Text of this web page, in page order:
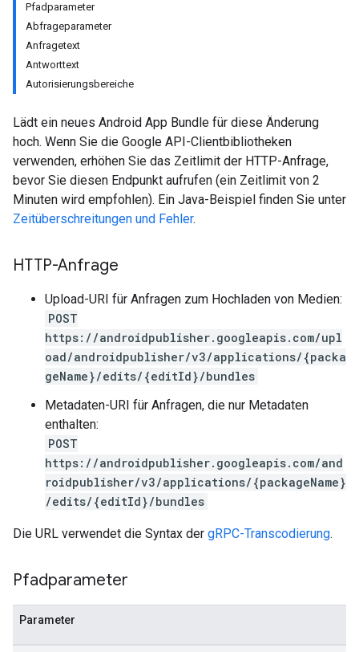
Pfadparameter
Abfrageparameter
Anfragetext
Antworttext
Autorisierungsbereiche
Lädt ein neues Android App Bundle für diese Änderung
hoch. Wenn Sie die Google API-Clientbibliotheken
verwenden, erhöhen Sie das Zeitlimit der HTTP-Anfrage,
bevor Sie diesen Endpunkt aufrufen (ein Zeitlimit von 2
Minuten wird empfohlen). Ein Java-Beispiel finden Sie unter
Zeitüberschreitungen und Fehler.
HTTP-Anfrage
Upload-URI für Anfragen zum Hochladen von Medien:
POST
https://androidpublisher.googleapis.com/upl
oad/androidpublisher/v3/applications/{packa
geName}/edits/{editId}/bundles
Metadaten-URI für Anfragen, die nur Metadaten
enthalten:
POST
https://androidpublisher.googleapis.com/and
roidpublisher/v3/applications/{packageName}
/edits/{editId}/bundles
Die URL verwendet die Syntax der gRPC-Transcodierung.
Pfadparameter
Parameter